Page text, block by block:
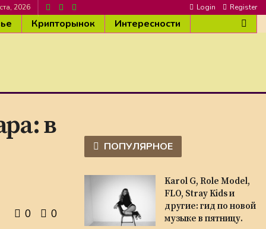
2026 Login Register
Крипторынок Интересности
в
0 0
ПОПУЛЯРНОЕ
Karol G, Role Model,
FLO, Stray Kids и
другие: гид по новой
музыке в пятницу.